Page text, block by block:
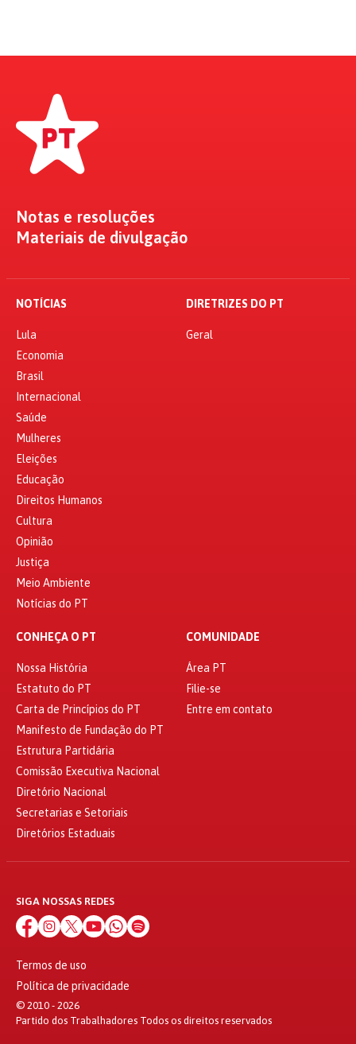
Notas e resoluções
Materiais de divulgação
NOTÍCIAS
Lula
Economia
Brasil
Internacional
Saúde
Mulheres
Eleições
Educação
Direitos Humanos
Cultura
Opinião
Justiça
Meio Ambiente
Notícias do PT
DIRETRIZES DO PT
Geral
CONHEÇA O PT
Nossa História
Estatuto do PT
Carta de Princípios do PT
Manifesto de Fundação do PT
Estrutura Partidária
Comissão Executiva Nacional
Diretório Nacional
Secretarias e Setoriais
Diretórios Estaduais
COMUNIDADE
Área PT
Filie-se
Entre em contato
SIGA NOSSAS REDES
Termos de uso
Política de privacidade
© 2010 - 2026
Partido dos Trabalhadores Todos os direitos reservados